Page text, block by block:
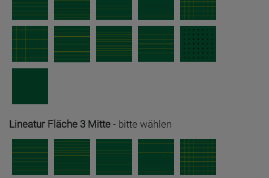
Lineatur Fläche 3 Mitte - bitte wählen